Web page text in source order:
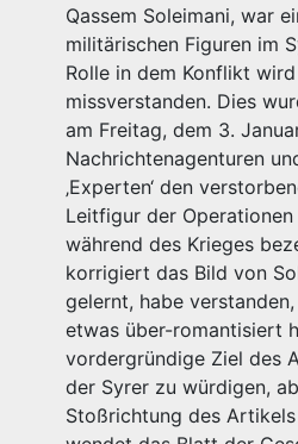
Qassem Soleimani, war
militärischen Figuren im
Rolle in dem Konflikt
missverstanden. Dies
am Freitag, dem 3.
Nachrichtenagenturen
‚Experten‘ den
Leitfigur der
während des Krieges
korrigiert das Bild von
gelernt, habe
etwas über-romantisiert
vordergründige Ziel des
der Syrer zu würdigen,
Stoßrichtung des